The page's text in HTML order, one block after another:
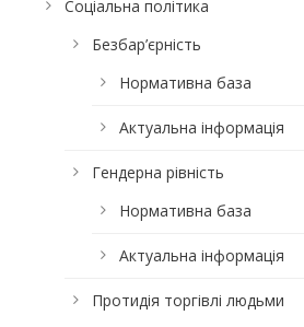
Соціальна політика
Безбар’єрність
Нормативна база
Актуальна інформація
Гендерна рівність
Нормативна база
Актуальна інформація
Протидія торгівлі людьми